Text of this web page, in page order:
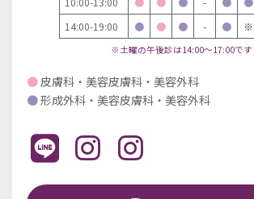
14:00-19:00
● ● ● - ● ※
※土曜の午後診は14:00～17:00です
● 皮膚科・美容皮膚科・美容外科
●形成外科・美容皮膚科・美容外科